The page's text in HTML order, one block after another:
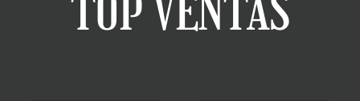
TOP VENTAS